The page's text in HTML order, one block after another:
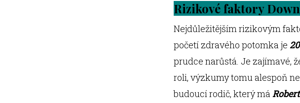
Rizikové faktory
Nejdůležitějším rizikovým
početí zdravého potomka je
prudce narůstá. Je zajímavé,
roli, výzkumy tomu alespoň
budoucí rodič, který má